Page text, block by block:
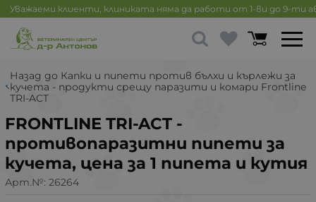
Уважаеми клиенти, клиниката няма да работи от 1-ви до 9-ти
Назад до Капки и пипети против бълхи и кърлежи за
кучета - продукти срещу паразити и комари Frontline
TRI-ACT
FRONTLINE TRI-ACT -
противопаразитни пипети за
кучета, цена за 1 пипета и кутия
Арт.№: 26264